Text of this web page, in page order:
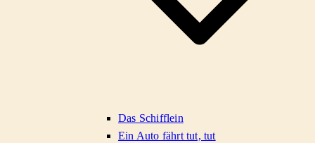
Das Schifflein
Ein Auto fährt tut, tut